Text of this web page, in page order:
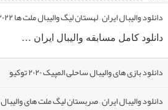
دانلود مسابقه موتو جی پی اسپانیا ۲۰۲۲ (مرحله ششم)
دانلود والیبال ایران – لهستان لیگ والیبال ملت ها ۲۰۲۲
دانلود کامل مسابقه والیبال ایران …
دانلود بازی های والیبال ساحلی المپیک ۲۰۲۰ توکیو
دانلود والیبال ایران – صربستان لیگ ملت های والیبال ۲۰۲۱